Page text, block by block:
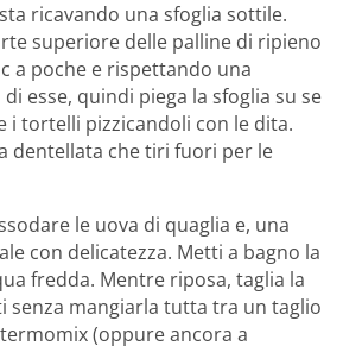
ricavando una sfoglia sottile.
superiore delle palline di ripieno
a poche e rispettando una
esse, quindi piega la sfoglia su se
i tortelli pizzicandoli con le dita.
dentellata che tiri fuori per le
le uova di quaglia e, una
con delicatezza. Metti a bagno la
fredda. Mentre riposa, taglia la
senza mangiarla tutta tra un taglio
(oppure ancora a